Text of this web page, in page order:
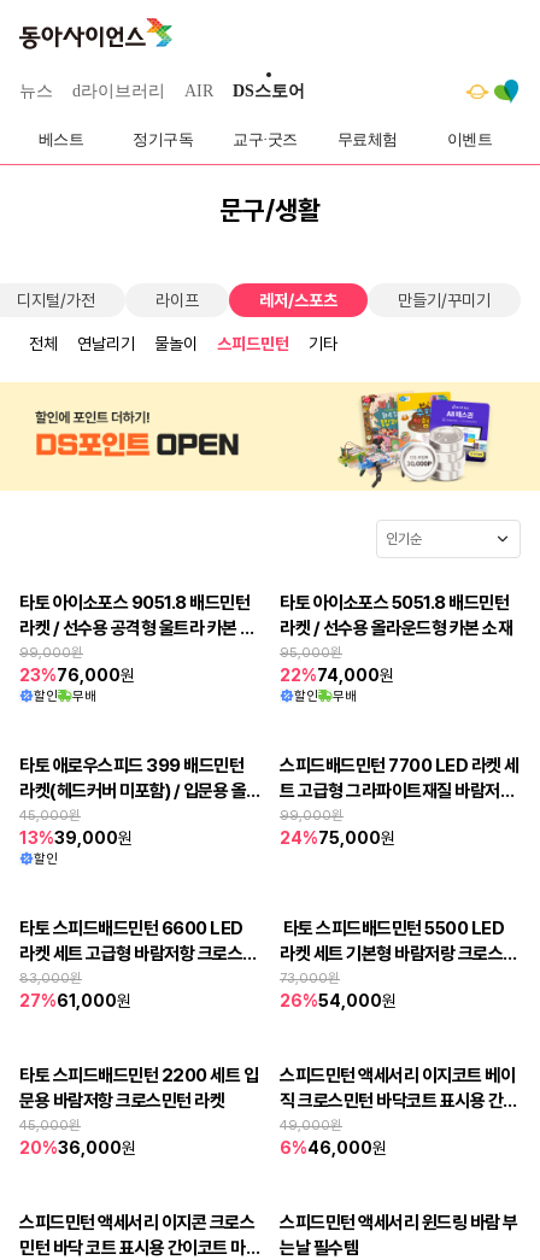
뉴스 d라이브러리 AIR DS스토어
베스트 정기구독 교구·굿즈 무료체험 이벤트
문구/생활
디지털/가전 라이프 레저/스포츠 만들기/꾸미기
전체 연날리기 물놀이 스피드민턴 기타
인기순
타토 아이소포스 9051.8 배드민턴
라켓 / 선수용 공격형 울트라 카본 소
재
99,000원
23%76,000원
할인 무배
타토 아이소포스 5051.8 배드민턴
라켓 / 선수용 올라운드형 카본 소재
95,000원
22%74,000원
할인 무배
타토 애로우스피드 399 배드민턴
라켓(헤드커버 미포함) / 입문용 올
라운드형
45,000원
13%39,000원
할인
스피드배드민턴 7700 LED 라켓 세
트 고급형 그라파이트재질 바람저항
크로스민턴
99,000원
24%75,000원
타토 스피드배드민턴 6600 LED
라켓 세트 고급형 바람저항 크로스민
턴
83,000원
27%61,000원
판매 종료
보내주신 성원에 감사드립니다.
타토 스피드배드민턴 5500 LED
라켓 세트 기본형 바람저랑 크로스민
턴
73,000원
26%54,000원
타토 스피드배드민턴 2200 세트 입
문용 바람저항 크로스민턴 라켓
45,000원
20%36,000원
스피드민턴 액세서리 이지코트 베이
직 크로스민턴 바닥코트 표시용 간이
코트
49,000원
6%46,000원
스피드민턴 액세서리 이지콘 크로스
민턴 바닥 코트 표시용 간이코트 마커
스피드민턴 액세서리 윈드링 바람 부
는날 필수템